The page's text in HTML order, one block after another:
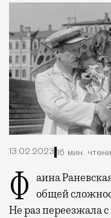
13.02.2023 16 мин.
Фаина Раневская родилась в Таганроге, но в общей
Не раз переезжала